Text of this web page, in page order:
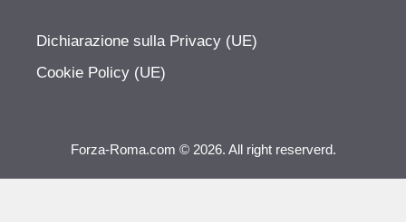
Dichiarazione sulla Privacy (UE)
Cookie Policy (UE)
Forza-Roma.com © 2026. All right reserverd.